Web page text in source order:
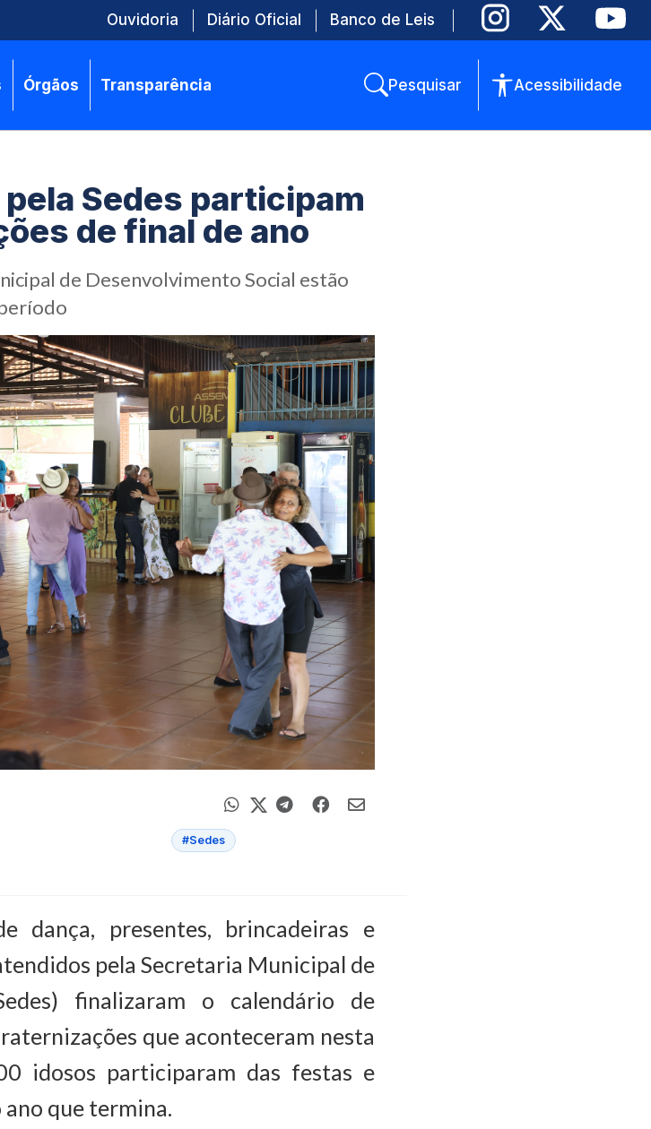
Ouvidoria Diário Oficial Banco de Leis
Órgãos Transparência Pesquisar Acessibilidade
Sedes participam
de final de ano
de Desenvolvimento Social estão
#Sedes
dança, presentes, brincadeiras e
pela Secretaria Municipal de
finalizaram o calendário de
que aconteceram nesta
idosos participaram das festas e
que termina.